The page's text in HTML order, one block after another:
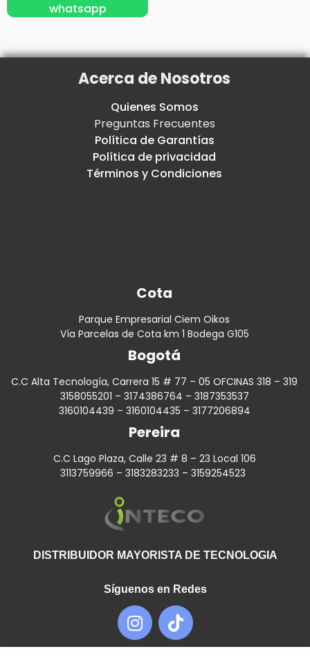
whatsapp
Acerca de Nosotros
Quienes Somos
Preguntas Frecuentes
Política de Garantías
Política de privacidad
Términos y Condiciones
Cota
Parque Empresarial Ciem Oikos
Vía Parcelas de Cota km 1 Bodega G105
Bogotá
C.C Alta Tecnología, Carrera 15 # 77 – 05 OFCINAS 318 – 319
3158055201 – 3174386764 – 3187353537
3160104439 – 3160104435 – 3177206894
Pereira
C.C Lago Plaza, Calle 23 # 8 – 23 Local 106
3113759966 – 3183283233 – 3159254523
DISTRIBUIDOR MAYORISTA DE TECNOLOGIA
Síguenos en Redes